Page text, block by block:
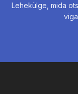
Lehekülge, mida